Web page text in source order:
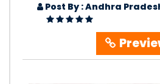
Post By : Andhra